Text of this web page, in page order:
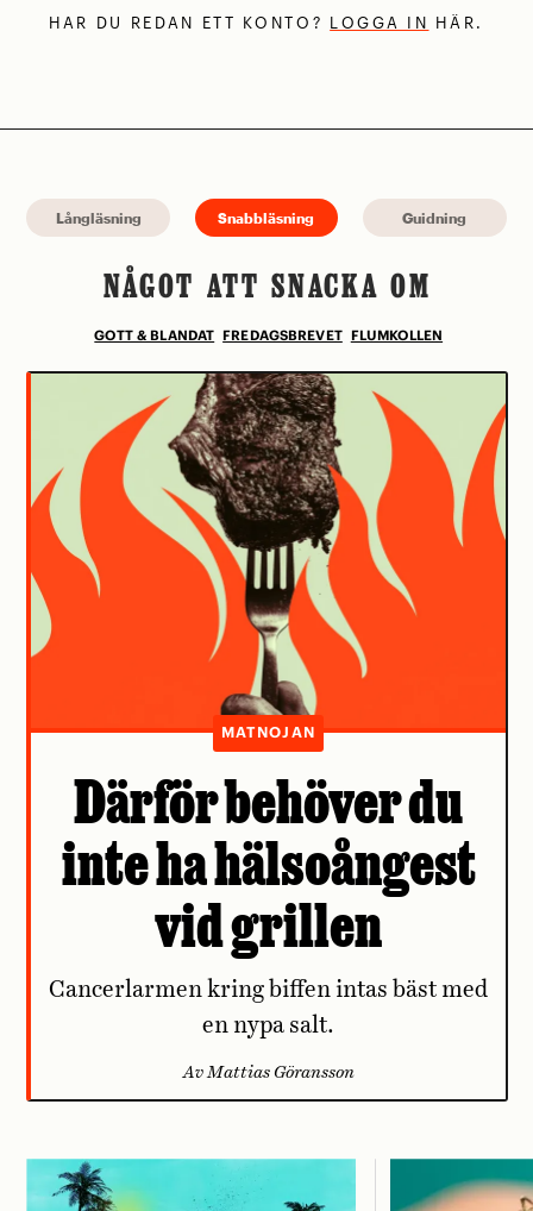
HAR DU REDAN ETT KONTO? LOGGA IN HÄR.
Långläsning Snabbläsning Guidning
NÅGOT ATT SNACKA OM
GOTT & BLANDAT FREDAGSBREVET FLUMKOLLEN
MATNOJAN
Därför behöver du
inte ha hälsoångest
vid grillen
Cancerlarmen kring biffen intas bäst med
en nypa salt.
Av Mattias Göransson